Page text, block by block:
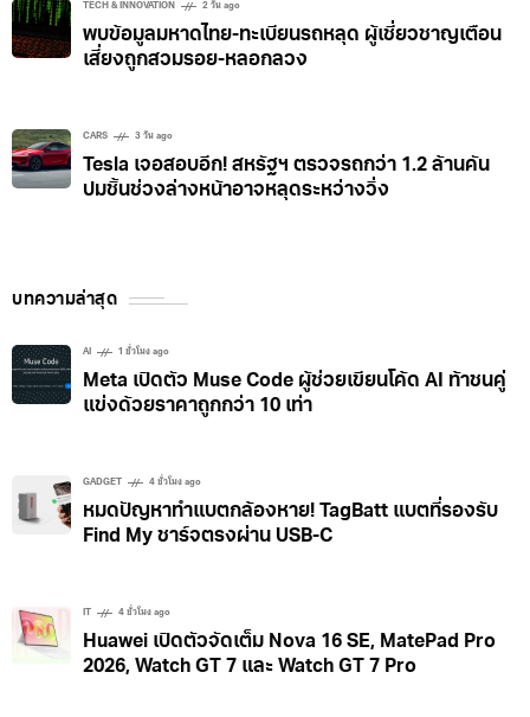
TECH & INNOVATION 2 วัน ago
พบข้อมูลมหาดไทย-ทะเบียนรถหลุด ผู้เชี่ยวชาญเตือน
เสี่ยงถูกสวมรอย-หลอกลวง
CARS 3 วัน ago
Tesla เจอสอบอีก! สหรัฐฯ ตรวจรถกว่า 1.2 ล้านคัน
ปมชิ้นช่วงล่างหน้าอาจหลุดระหว่างวิ่ง
บทความล่าสุด
AI 1 ชั่วโมง ago
Meta เปิดตัว Muse Code ผู้ช่วยเขียนโค้ด AI ท้าชนคู่
แข่งด้วยราคาถูกกว่า 10 เท่า
GADGET 4 ชั่วโมง ago
หมดปัญหาทำแบตกล้องหาย! TagBatt แบตที่รองรับ
Find My ชาร์จตรงผ่าน USB-C
4 ชั่วโมง ago
Huawei เปิดตัวจัดเต็ม Nova 16 SE, MatePad Pro
2026, Watch GT 7 และ Watch GT 7 Pro